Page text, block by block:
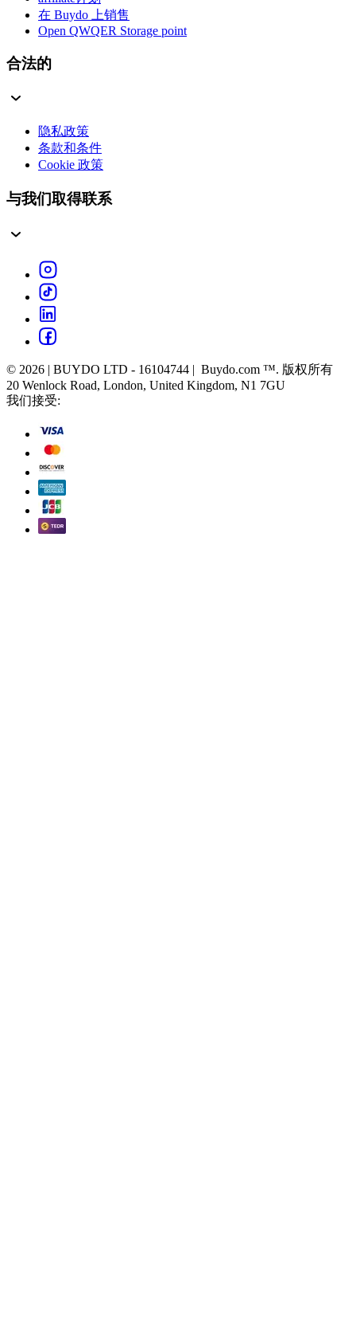
在 Buydo 上销售
Open QWQER Storage point
合法的
隐私政策
条款和条件
Cookie 政策
与我们取得联系
© 2026 | BUYDO LTD - 16104744 | Buydo.com ™. 版权所有
20 Wenlock Road, London, United Kingdom, N1 7GU
我们接受: